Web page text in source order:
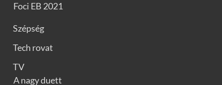
Foci EB 2021
Szépség
Tech rovat
TV
A nagy duett